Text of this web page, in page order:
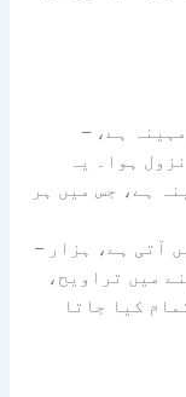
– رمضان اسلامی مہینوں میں سب سے مقدس مہینہ ہے،
ہوا۔ یہ
ہے، جس میں ہر
– رمضان کی شب قدر، جو آخری دس دنوں میں آتی ہے، ہزار
میں تراویح،
کیا جاتا